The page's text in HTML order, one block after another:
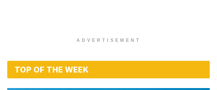
ADVERTISEMENT
TOP OF THE WEEK